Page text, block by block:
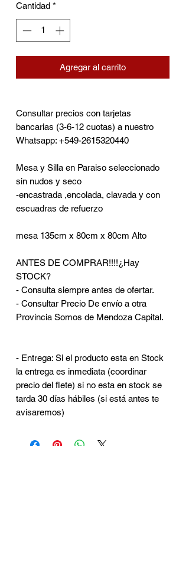
Cantidad *
Agregar al carrito
Consultar precios con tarjetas
bancarias (3-6-12 cuotas) a nuestro
Whatsapp: +549-2615320440
Mesa y Silla en Paraiso seleccionado
sin nudos y seco
-encastrada ,encolada, clavada y con
escuadras de refuerzo
mesa 135cm x 80cm x 80cm Alto
ANTES DE COMPRAR!!!!¿Hay
STOCK?
- Consulta siempre antes de ofertar.
- Consultar Precio De envío a otra
Provincia Somos de Mendoza Capital.
- Entrega: Si el producto esta en Stock
la entrega es inmediata (coordinar
precio del flete) si no esta en stock se
tarda 30 días hábiles (si está antes te
avisaremos)